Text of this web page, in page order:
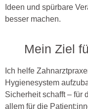
Ideen und spürbare
besser machen.
Mein Ziel
Ich helfe
Hygienesystem
Sicherheit schafft – für
allem für die